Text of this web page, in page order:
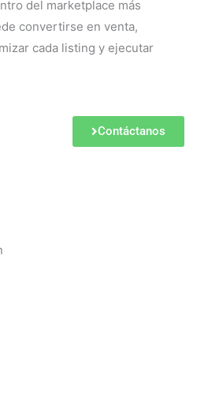
del marketplace más
convertirse en venta,
cada listing y ejecutar
Contáctanos